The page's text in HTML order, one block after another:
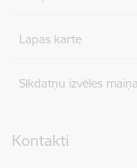
Lapas karte
Sīkdatņu izvēles maiņa
Kontakti